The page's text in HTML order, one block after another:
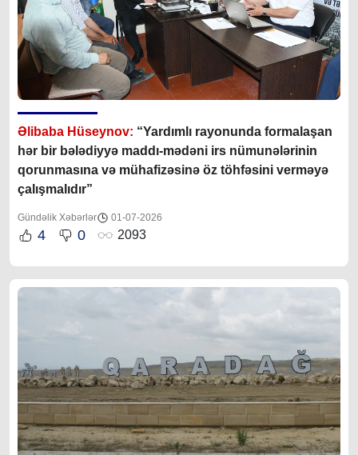
Əlibaba Hüseynov: “Yardımlı rayonunda formalaşan
hər bir bələdiyyə maddı-mədəni irs nümunələrinin
qorunmasına və mühafizəsinə öz töhfəsini verməyə
çalışmalıdır”
Gündəlik Xəbərlər 01-07-2026
4 0 2093